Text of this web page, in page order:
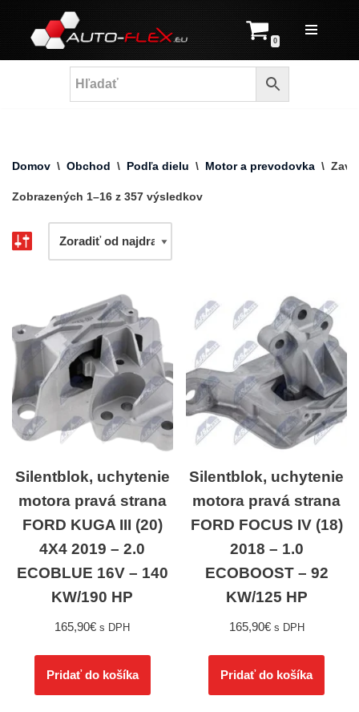
Prejsť
na
0
Domov \ Obchod \ Podľa dielu \ Motor a prevodovka \
Zobrazených 1–16 z 357 výsledkov
Silentblok, uchytenie
motora pravá strana
FORD KUGA III (20)
4X4 2019 – 2.0
ECOBLUE 16V – 140
KW/190 HP
165,90€ s DPH
Pridať do košíka
Silentblok, uchytenie
motora pravá strana
FORD FOCUS IV (18)
2018 – 1.0
ECOBOOST – 92
KW/125 HP
165,90€ s DPH
Pridať do košíka